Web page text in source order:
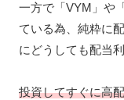
一方で「VYM」や
ている為、純粋に
にどうしても配当
投資してすぐに高